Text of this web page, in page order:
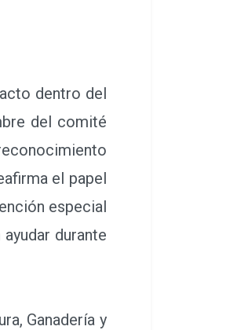
dentro del
del comité
el papel
especial
durante
Ganadería y